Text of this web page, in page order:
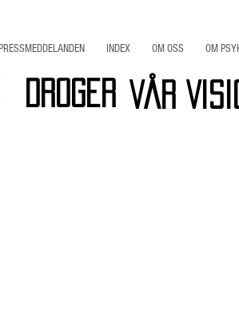
PRESSMEDDELANDEN INDEX OM OSS OM
Vår
Droger